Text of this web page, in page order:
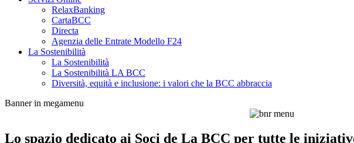
RelaxBanking
CartaBCC
Directa
Agenzia delle Entrate Modello F24
La Sostenibilità
La Sostenibilità
La Sostenibilità LA BCC
Diversità, equità e inclusione: i valori che la BCC abbraccia
Banner in megamenu
Lo spazio dedicato ai Soci de La BCC per tutte le